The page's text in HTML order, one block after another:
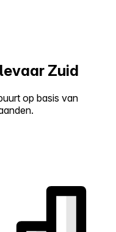
Zuid
op basis van